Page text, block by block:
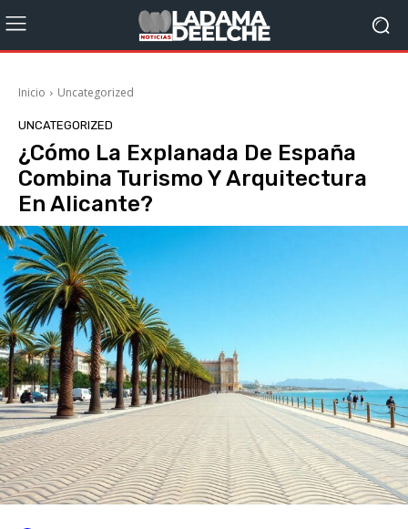
Inicio Uncategorized
UNCATEGORIZED
¿Cómo La Explanada De España
Combina Turismo Y Arquitectura
En Alicante?